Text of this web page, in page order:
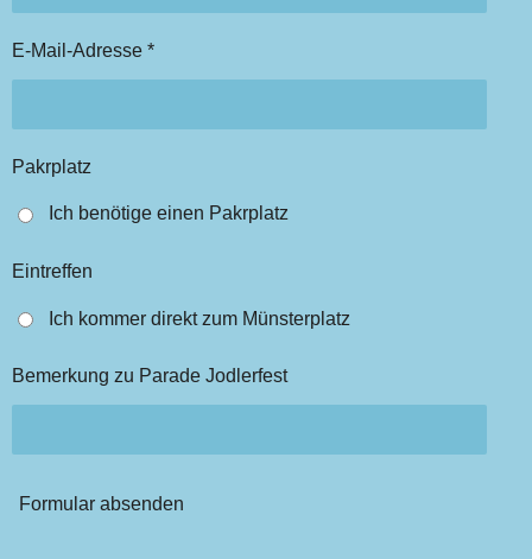
E-Mail-Adresse *
Pakrplatz
Ich benötige einen Pakrplatz
Eintreffen
Ich kommer direkt zum Münsterplatz
Bemerkung zu Parade Jodlerfest
Formular absenden